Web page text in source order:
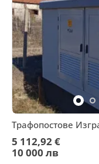
Трафопостове
5 112,92 €
10 000 лв